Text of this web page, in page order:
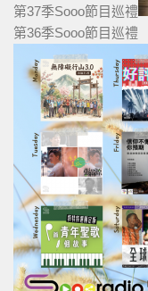
第37季Sooo節目巡禮
第36季Sooo節目巡禮